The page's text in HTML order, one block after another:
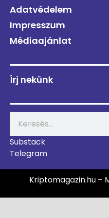
Adatvédelem
Impresszum
Médiaajánlat
Írj nekünk
Substack
Telegram
Kriptomagazin.hu –